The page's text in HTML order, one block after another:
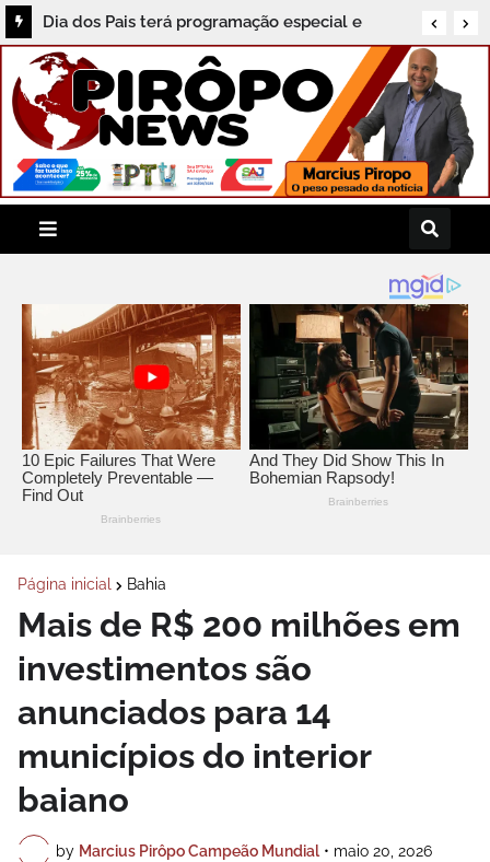
Dia dos Pais terá programação especial e
Feijoada Histórica no Grupo Porto Seguro de
Hotéis
Página inicial Bahia
Mais de R$ 200 milhões em
investimentos são
anunciados para 14
municípios do interior
baiano
by Marcius Pirôpo Campeão Mundial • maio 20, 2026